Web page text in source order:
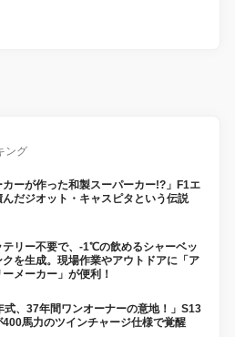
ング
カーが作った和製スーパーカー!?」F1エ
んだジオット・キャスピタという伝説
テリー不要で、-1℃の飲めるシャーベッ
クを生成。現場作業やアウトドアに「ア
メーカー」が便利！
式、37年間ワンオーナーの意地！」S13
400馬力のツインチャージ仕様で覚醒